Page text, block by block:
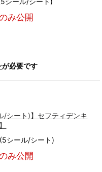
み公開
が必要です
/シート)】セフティデンキ
シール/シート)
み公開